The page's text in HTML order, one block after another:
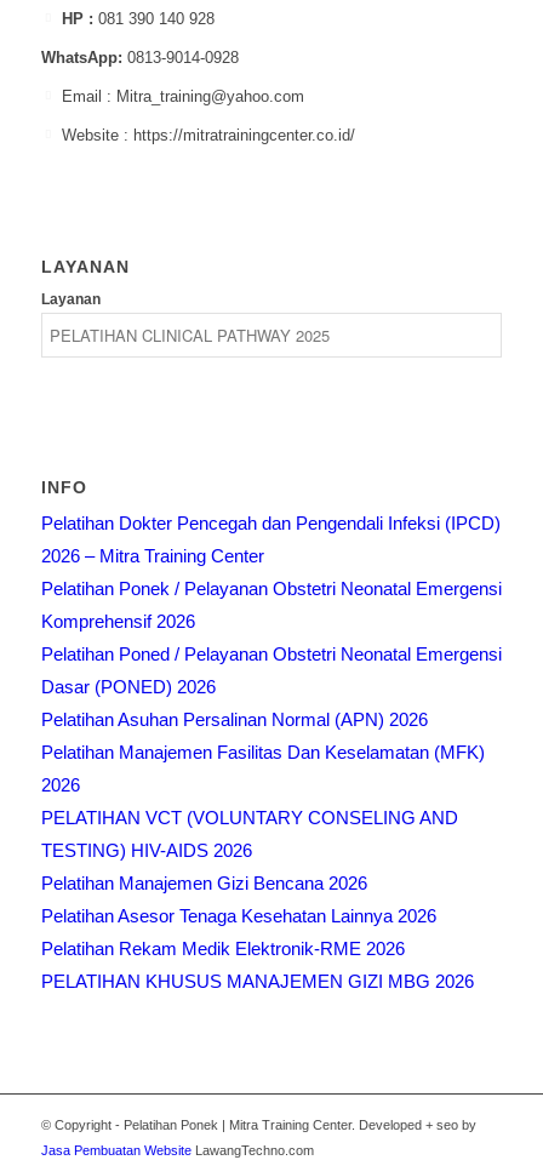
HP :081 390 140 928
WhatsApp: 0813-9014-0928
Email : Mitra_training@yahoo.com
Website : https://mitratrainingcenter.co.id/
LAYANAN
Layanan
INFO
Pelatihan Dokter Pencegah dan Pengendali Infeksi (IPCD)
2026 – Mitra Training Center
Pelatihan Ponek / Pelayanan Obstetri Neonatal Emergensi
Komprehensif 2026
Pelatihan Poned / Pelayanan Obstetri Neonatal Emergensi
Dasar (PONED) 2026
Pelatihan Asuhan Persalinan Normal (APN) 2026
Pelatihan Manajemen Fasilitas Dan Keselamatan (MFK)
2026
PELATIHAN VCT (VOLUNTARY CONSELING AND
TESTING) HIV-AIDS 2026
Pelatihan Manajemen Gizi Bencana 2026
Pelatihan Asesor Tenaga Kesehatan Lainnya 2026
Pelatihan Rekam Medik Elektronik-RME 2026
PELATIHAN KHUSUS MANAJEMEN GIZI MBG 2026
© Copyright - Pelatihan Ponek | Mitra Training Center. Developed + seo by
Jasa Pembuatan WebsiteLawangTechno.com